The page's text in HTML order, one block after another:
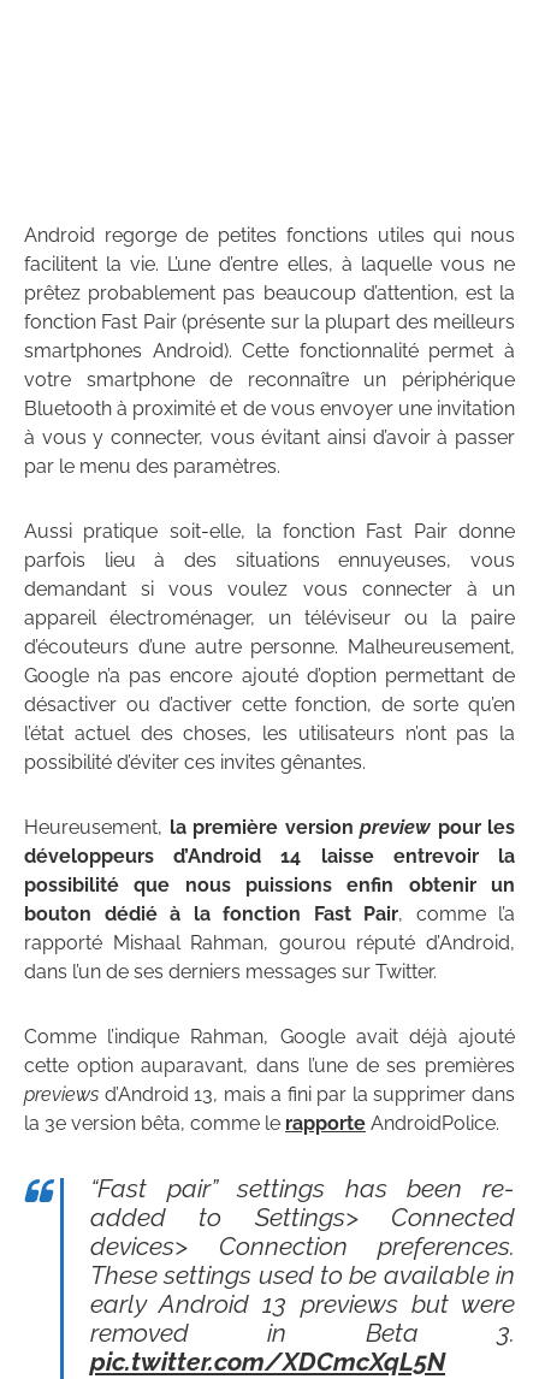
Android regorge de petites fonctions utiles qui nous
facilitent la vie. L’une d’entre elles, à laquelle vous ne
prêtez probablement pas beaucoup d’attention, est la
fonction Fast Pair (présente sur la plupart des meilleurs
smartphones Android). Cette fonctionnalité permet à
votre smartphone de reconnaître un périphérique
Bluetooth à proximité et de vous envoyer une invitation
à vous y connecter, vous évitant ainsi d’avoir à passer
par le menu des paramètres.
Aussi pratique soit-elle, la fonction Fast Pair donne
parfois lieu à des situations ennuyeuses, vous
demandant si vous voulez vous connecter à un
appareil électroménager, un téléviseur ou la paire
d’écouteurs d’une autre personne. Malheureusement,
Google n’a pas encore ajouté d’option permettant de
désactiver ou d’activer cette fonction, de sorte qu’en
l’état actuel des choses, les utilisateurs n’ont pas la
possibilité d’éviter ces invites gênantes.
Heureusement, la première version preview pour les
développeurs d’Android 14 laisse entrevoir la
possibilité que nous puissions enfin obtenir un
bouton dédié à la fonction Fast Pair, comme l’a
rapporté Mishaal Rahman, gourou réputé d’Android,
dans l’un de ses derniers messages sur Twitter.
Comme l’indique Rahman, Google avait déjà ajouté
cette option auparavant, dans l’une de ses premières
previews d’Android 13, mais a fini par la supprimer dans
la 3e version bêta, comme le rapporte AndroidPolice.
“Fast pair” settings has been re-
added to Settings> Connected
devices> Connection preferences.
These settings used to be available in
early Android 13 previews but were
removed in Beta 3.
pic.twitter.com/XDCmcXqL5N